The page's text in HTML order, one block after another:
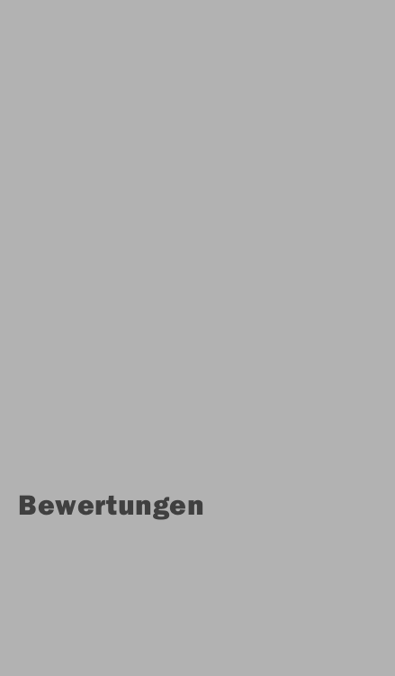
Bewertungen